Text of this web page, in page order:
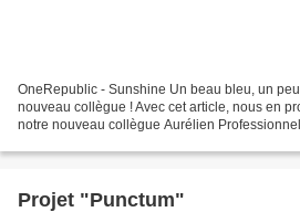
OneRepublic - Sunshine Un beau bleu, un
nouveau collègue ! Avec cet article, nous en
notre nouveau collègue Aurélien
Projet "Punctum"